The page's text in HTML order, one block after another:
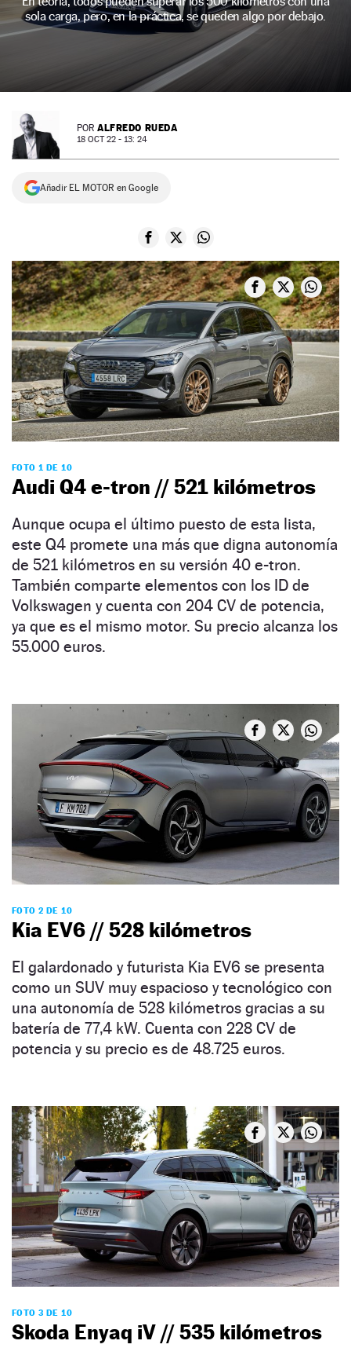
NEWSLETTERsola carga, pero, en la práctica, se queden algo por debajo.
POR ALFREDO RUEDA
18 OCT 22 - 13: 24
Añadir EL MOTOR en Google
FOTO 1 DE 10
Audi Q4 e-tron // 521 kilómetros
Aunque ocupa el último puesto de esta lista,
este Q4 promete una más que digna autonomía
de 521 kilómetros en su versión 40 e-tron.
También comparte elementos con los ID de
Volkswagen y cuenta con 204 CV de potencia,
ya que es el mismo motor. Su precio alcanza los
55.000 euros.
FOTO 2 DE 10
Kia EV6 // 528 kilómetros
El galardonado y futurista Kia EV6 se presenta
como un SUV muy espacioso y tecnológico con
una autonomía de 528 kilómetros gracias a su
batería de 77,4 kW. Cuenta con 228 CV de
potencia y su precio es de 48.725 euros.
FOTO 3 DE 10
Skoda Enyaq iV // 535 kilómetros